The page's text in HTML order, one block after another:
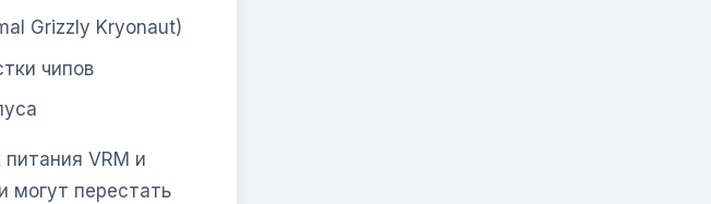
Grizzly Kryonaut)
чипов
VRM и
могут перестать